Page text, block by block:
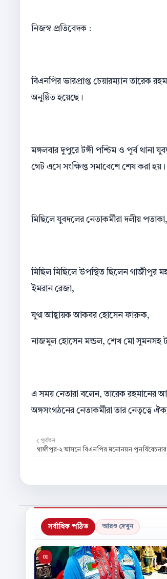
নিজস্ব প্রতিবেদক :
বিএনপির ভারপ্রাপ্ত চেয়ারম্যান তারেক
অনুষ্ঠিত হয়েছে।
মঙ্গলবার দুপুরে টঙ্গী পশ্চিম ও পূর্ব থানা
গেট এসে সংক্ষিপ্ত সমাবেশে শেষ করা হয়।
মিছিলে যুবদলের নেতাকর্মীরা দলীয়
মিছিল মিছিলে উপস্থিত ছিলেন গাজীপুর
ইমরান রেজা,
যুগ্ম আহ্বায়ক আকবর হোসেন ফারুক,
নাজমুল হোসেন মন্ডল, শেখ মো সুমনসহ
এ সময় নেতারা বলেন, তারেক রহমানের
অঙ্গসংগঠনের নেতাকর্মীরা তার নেতৃত্বে
পূর্বতন
গাজীপুর-২ আসনে বিএনপির মনোনয়ন পুনর্বিবেচনার
সর্বাধিক পঠিত আরও দেখুন